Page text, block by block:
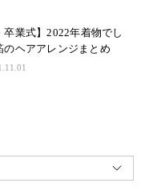
卒業式】2022年着物でし
のヘアアレンジまとめ